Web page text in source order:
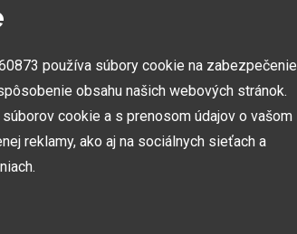
SHOWROOMY
centrá svojho druhu
používa súbory cookie na zabezpečenie
obsahu našich webových stránok.
cookie a s prenosom údajov o vašom
reklamy, ako aj na sociálnych sieťach a